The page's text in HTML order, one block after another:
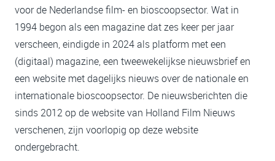
voor de Nederlandse film- en bioscoopsector. Wat in
1994 begon als een magazine dat zes keer per jaar
verscheen, eindigde in 2024 als platform met een
(digitaal) magazine, een tweewekelijkse nieuwsbrief en
een website met dagelijks nieuws over de nationale en
internationale bioscoopsector. De nieuwsberichten die
sinds 2012 op de website van Holland Film Nieuws
verschenen, zijn voorlopig op deze website
ondergebracht.